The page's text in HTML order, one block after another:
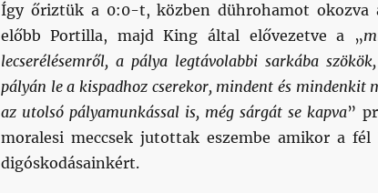
Így őriztük a 0:0-t, közben dührohamot okozva
előbb Portilla, majd King által elővezetve a „
lecserélésemről, a pálya legtávolabbi sarkába
pályán le a kispadhoz cserekor, mindent és mindenkit
az utolsó pályamunkással is, még sárgát se kapva”
moralesi meccsek jutottak eszembe amikor a
digóskodásainkért.